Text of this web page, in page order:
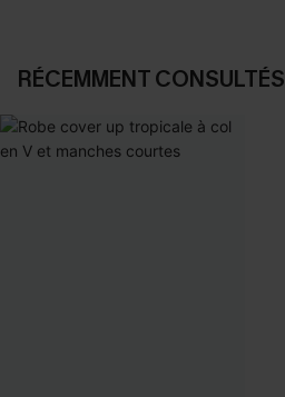
RÉCEMMENT CONSULTÉS